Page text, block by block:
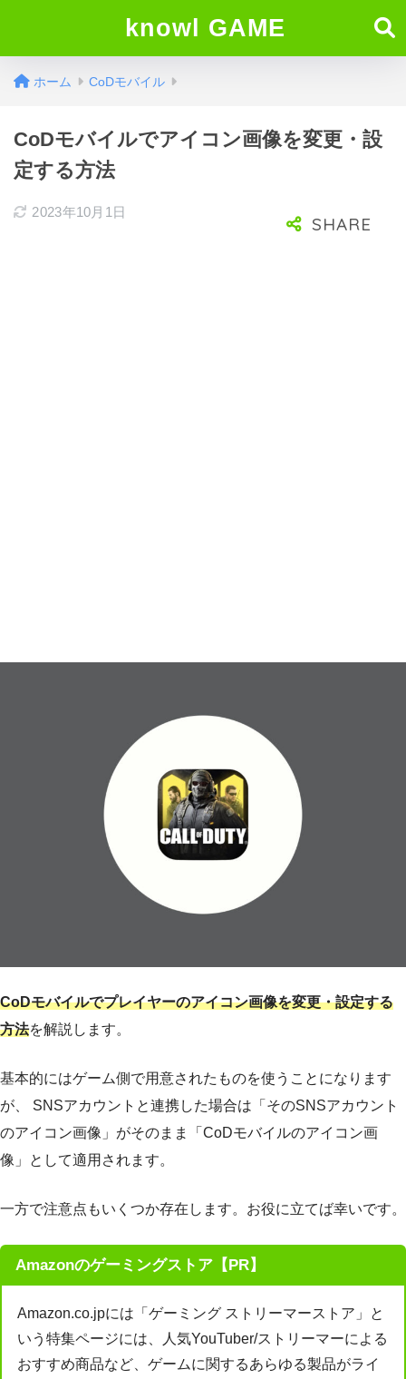
knowl GAME
ホーム CoDモバイル
CoDモバイルでアイコン画像を変更・設
定する方法
2023年10月1日
CoDモバイルでプレイヤーのアイコン画像を変更・設定する
方法を解説します。
基本的にはゲーム側で用意されたものを使うことになります
が、 SNSアカウントと連携した場合は「そのSNSアカウント
のアイコン画像」がそのまま「CoDモバイルのアイコン画
像」として適用されます。
一方で注意点もいくつか存在します。お役に立てば幸いです。
Amazonのゲーミングストア【PR】
Amazon.co.jpには「ゲーミング ストリーマーストア」と
いう特集ページには、人気YouTuber/ストリーマーによる
おすすめ商品など、ゲームに関するあらゆる製品がライ